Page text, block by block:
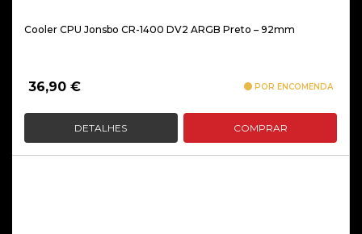
Cooler CPU Jonsbo CR-1400 DV2 ARGB Preto – 92mm
36,90 € POR ENCOMENDA
DETALHES COMPRAR